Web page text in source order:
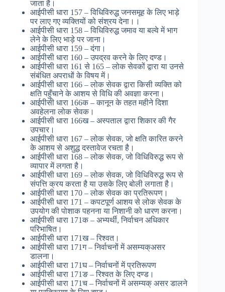
जाता है।
आईपीसी धारा 157 – विधिविरुद्ध जनसमूह के लिए भाड़े
पर लाए गए व्यक्तियों को संश्रय देना।।
आईपीसी धारा 158 – विधिविरुद्ध जमाव या बल्वे में भाग
लेने के लिए भाड़े पर जाना।
आईपीसी धारा 159 – दंगा।
आईपीसी धारा 160 – उपद्रव करने के लिए दण्ड।
आईपीसी धारा 161 से 165 – लोक सेवकों द्वारा या उनसे
संबंधित अपराधों के विषय में।
आईपीसी धारा 166 – लोक सेवक द्वारा किसी व्यक्ति को
क्षति पहुँचाने के आशय से विधि की अवज्ञा करना।
आईपीसी धारा 166क – कानून के तहत महीने दिशा
अवहेलना लोक सेवक।
आईपीसी धारा 166ख – अस्पताल द्वारा शिकार की गैर
उपचार।
आईपीसी धारा 167 – लोक सेवक, जो क्षति कारित करने
के आशय से अशुद्ध दस्तावेज रचता है।
आईपीसी धारा 168 – लोक सेवक, जो विधिविरुद्ध रूप से
व्यापार में लगता है।
आईपीसी धारा 169 – लोक सेवक, जो विधिविरुद्ध रूप से
संपत्ति क्रय करता है या उसके लिए बोली लगाता है।
आईपीसी धारा 170 – लोक सेवक का प्रतिरूपण।
आईपीसी धारा 171 – कपटपूर्ण आशय से लोक सेवक के
उपयोग की पोशाक पहनना या निशानी को धारण करना।
आईपीसी धारा 171क – अभ्यर्थी, निर्वाचन अधिकार
परिभाषित।
आईपीसी धारा 171ख – रिश्वत।
आईपीसी धारा 171ग – निर्वाचनों में असम्यक्असर
डालना।
आईपीसी धारा 171घ – निर्वाचनों में प्रतिरूपण
आईपीसी धारा 171ङ – रिश्वत के लिए दण्ड।
आईपीसी धारा 171च – निर्वाचनों में असम्यक् असर डालने